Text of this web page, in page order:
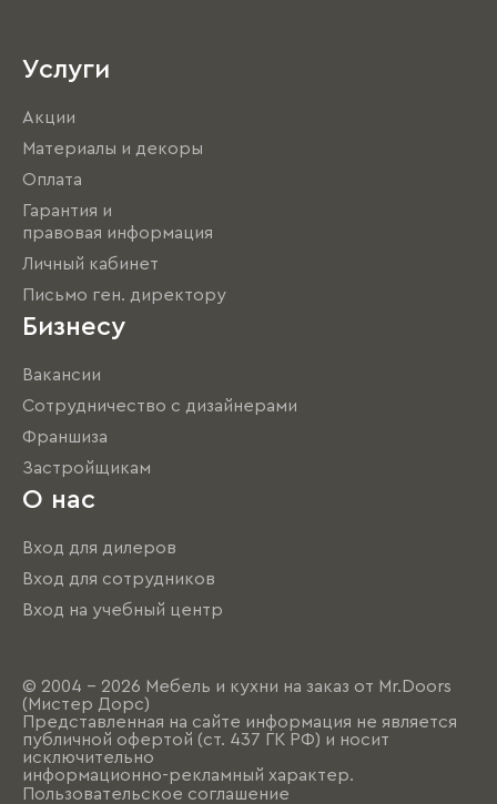
Услуги
Акции
Материалы и декоры
Оплата
Гарантия и
правовая информация
Личный кабинет
Письмо ген. директору
Бизнесу
Вакансии
Сотрудничество с дизайнерами
Франшиза
Застройщикам
О нас
Вход для дилеров
Вход для сотрудников
Вход на учебный центр
© 2004 - 2026 Мебель и кухни на заказ от Mr.Doors
(Мистер Дорс)
Представленная на сайте информация не является
публичной офертой (ст. 437 ГК РФ) и носит
исключительно
информационно-рекламный характер.
Пользовательское соглашение